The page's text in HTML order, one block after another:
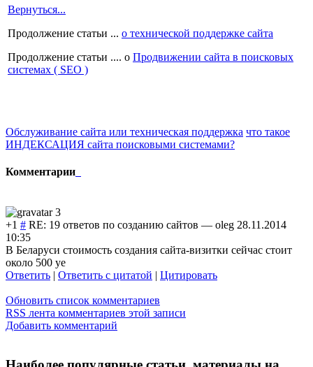
Вернуться...
Продолжение статьи ... о технической поддержке сайта
Продолжение статьи .... о Продвижении сайта в поисковых
системах ( SEO )
Обслуживание сайта или техническая поддержка что такое
ИНДЕКСАЦИЯ сайта поисковыми системами?
Комментарии
+1 # RE: 19 ответов по созданию сайтов — oleg 28.11.2014
10:35
В Беларуси стоимость создания сайта-визитки сейчас стоит
около 500 уе
Ответить | Ответить с цитатой | Цитировать
Обновить список комментариев
RSS лента комментариев этой записи
Добавить комментарий